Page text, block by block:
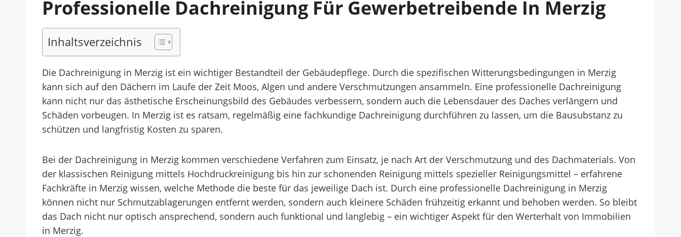
Professionelle Dachreinigung Für Gewerbetreibende In Merzig
Inhaltsverzeichnis
Die Dachreinigung in Merzig ist ein wichtiger Bestandteil der Gebäudepflege. Durch die spezifischen Witterungsbedingungen in Merzig
kann sich auf den Dächern im Laufe der Zeit Moos, Algen und andere Verschmutzungen ansammeln. Eine professionelle Dachreinigung
kann nicht nur das ästhetische Erscheinungsbild des Gebäudes verbessern, sondern auch die Lebensdauer des Daches verlängern und
Schäden vorbeugen. In Merzig ist es ratsam, regelmäßig eine fachkundige Dachreinigung durchführen zu lassen, um die Bausubstanz zu
schützen und langfristig Kosten zu sparen.
Bei der Dachreinigung in Merzig kommen verschiedene Verfahren zum Einsatz, je nach Art der Verschmutzung und des Dachmaterials. Von
der klassischen Reinigung mittels Hochdruckreinigung bis hin zur schonenden Reinigung mittels spezieller Reinigungsmittel – erfahrene
Fachkräfte in Merzig wissen, welche Methode die beste für das jeweilige Dach ist. Durch eine professionelle Dachreinigung in Merzig
können nicht nur Schmutzablagerungen entfernt werden, sondern auch kleinere Schäden frühzeitig erkannt und behoben werden. So bleibt
das Dach nicht nur optisch ansprechend, sondern auch funktional und langlebig – ein wichtiger Aspekt für den Werterhalt von Immobilien
in Merzig.